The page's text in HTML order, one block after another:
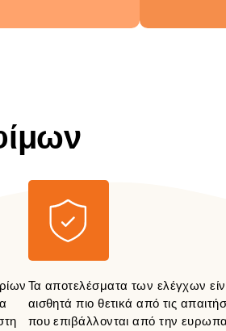
Τα αποτελέσματα των ελέγχων
αισθητά πιο θετικά από τις
που επιβάλλονται από την